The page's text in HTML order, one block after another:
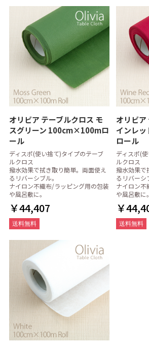
オリビア テーブルクロス モ
スグリーン 100cm×100mロ
ール
ディスポ(使い捨て)タイプのテーブ
ルクロス
撥水効果で拭き取り簡単。両面使え
るリバーシブル。
ナイロン不織布/ラッピング用の包装
や風呂敷に。
￥44,407
送料無料
オリビア
インレ
ロール
ディスポ(
ルクロス
撥水効果で
るリバーシ
ナイロン不
や風呂敷に。
￥
送料無料